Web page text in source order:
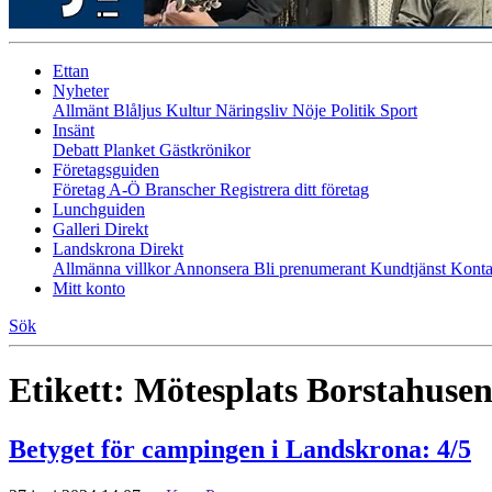
Ettan
Nyheter
Allmänt Blåljus KulturNäringsliv Nöje Politik Sport
Insänt
Debatt Planket Gästkrönikor
Företagsguiden
Företag A-Ö BranscherRegistrera ditt företag
Lunchguiden
Galleri Direkt
Landskrona Direkt
Allmänna villkorAnnonsera Bli prenumerant Kundtjänst
Mitt konto
Sök
Etikett: Mötesplats Borstahusen
Betyget för campingen i Landskrona: 4/5